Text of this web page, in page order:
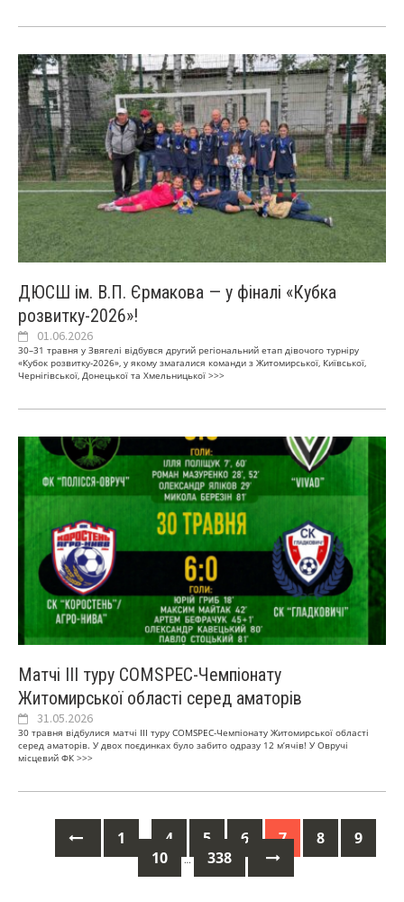
ДЮСШ ім. В.П. Єрмакова — у фіналі «Кубка
розвитку-2026»!
01.06.2026
30–31 травня у Звягелі відбувся другий регіональний етап дівочого турніру
«Кубок розвитку-2026», у якому змагалися команди з Житомирської, Київської,
Чернігівської, Донецької та Хмельницької >>>
Матчі ІІІ туру COMSPEC-Чемпіонату
Житомирської області серед аматорів
31.05.2026
30 травня відбулися матчі ІІІ туру COMSPEC-Чемпіонату Житомирської області
серед аматорів. У двох поєдинках було забито одразу 12 м’ячів! У Овручі
місцевий ФК >>>
Posts
1 … 4 5 6 7 8
9
10
… 338